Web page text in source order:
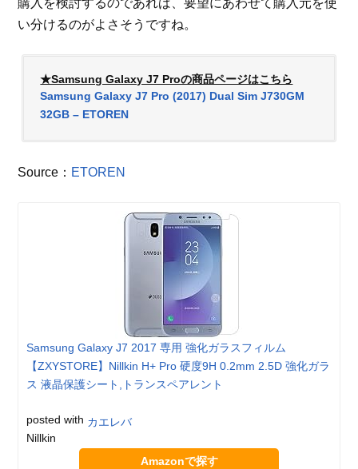
い分けるのがよさそうですね。
★Samsung Galaxy J7 Proの商品ページはこちら
Samsung Galaxy J7 Pro (2017) Dual Sim J730GM
32GB – ETOREN
Source： ETOREN
Samsung Galaxy J7 2017 専用 強化ガラスフィルム
【ZXYSTORE】Nillkin H+ Pro 硬度9H 0.2mm 2.5D 強化ガラ
ス 液晶保護シート,トランスペアレント
posted with カエレバ
Nillkin
Amazonで探す